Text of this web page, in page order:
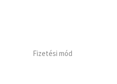
Fizetési mód